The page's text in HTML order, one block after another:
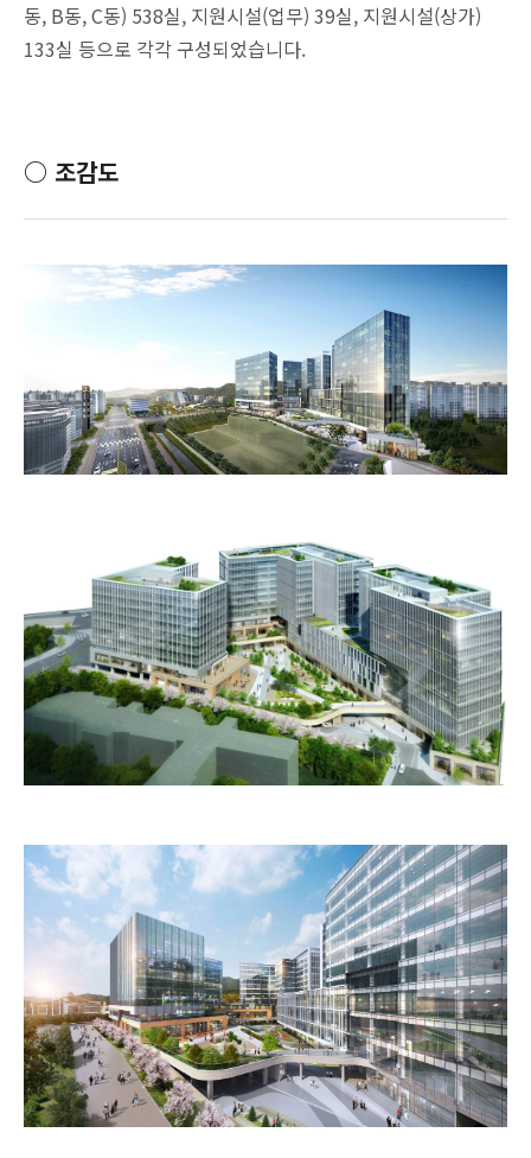
동, B동, C동) 538실, 지원시설(업무) 39실, 지원시설(상가)
133실 등으로 각각 구성되었습니다.
○ 조감도